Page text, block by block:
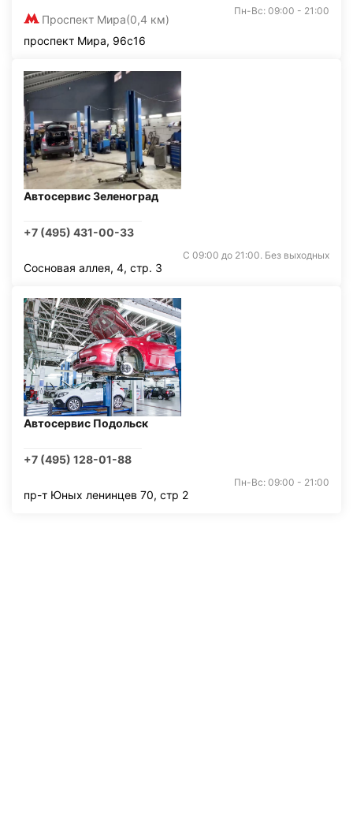
Проспект Мира(0,4 км)
Пн-Вс: 09:00 - 21:00
проспект Мира, 96с16
Автосервис Зеленоград
+7 (495) 431-00-33
С 09:00 до 21:00. Без выходных
Сосновая аллея, 4, стр. 3
Автосервис Подольск
+7 (495) 128-01-88
Пн-Вс: 09:00 - 21:00
пр-т Юных ленинцев 70, стр 2